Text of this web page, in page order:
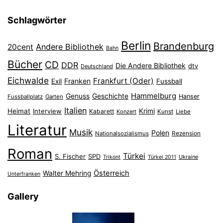
Schlagwörter
20cent Andere Bibliothek Bahn Berlin Brandenburg
Bücher CD DDR Deutschland Die Andere Bibliothek dtv
Eichwalde Exil Franken Frankfurt (Oder) Fussball
Fussballplatz Garten Genuss Geschichte Hammelburg Hanser
Heimat Interview Italien Kabarett Konzert Krimi Kunst Liebe
Literatur Musik Nationalsozialismus Polen Rezension
Roman S. Fischer SPD Trikont Türkei Türkei 2011 Ukraine
Unterfranken Walter Mehring Österreich
Gallery